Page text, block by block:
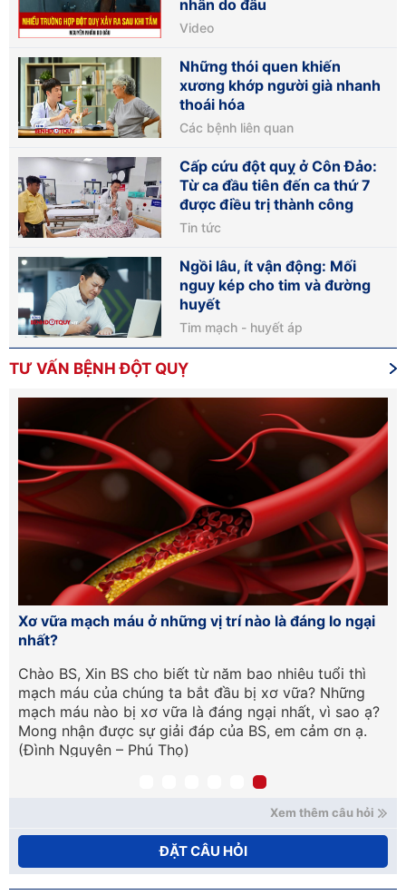
nhân do đâu
Video
Những thói quen khiến
xương khớp người già nhanh
thoái hóa
Các bệnh liên quan
Cấp cứu đột quỵ ở Côn Đảo:
Từ ca đầu tiên đến ca thứ 7
được điều trị thành công
Tin tức
Ngồi lâu, ít vận động: Mối
nguy kép cho tim và đường
huyết
Tim mạch - huyết áp
TƯ VẤN BỆNH ĐỘT QUỴ
Xơ vữa mạch máu ở những vị trí nào là đáng lo ngại
nhất?
Chào BS, Xin BS cho biết từ năm bao nhiêu tuổi thì
mạch máu của chúng ta bắt đầu bị xơ vữa? Những
mạch máu nào bị xơ vữa là đáng ngại nhất, vì sao ạ?
Mong nhận được sự giải đáp của BS, em cảm ơn ạ.
(Đình Nguyên – Phú Thọ)
Xem thêm câu hỏi
ĐẶT CÂU HỎI